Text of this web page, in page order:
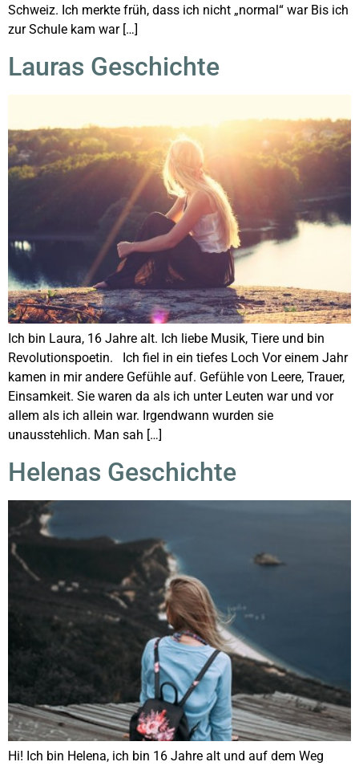
Schweiz. Ich merkte früh, dass ich nicht „normal“ war Bis ich
zur Schule kam war […]
Lauras Geschichte
Ich bin Laura, 16 Jahre alt. Ich liebe Musik, Tiere und bin
Revolutionspoetin. Ich fiel in ein tiefes Loch Vor einem Jahr
kamen in mir andere Gefühle auf. Gefühle von Leere, Trauer,
Einsamkeit. Sie waren da als ich unter Leuten war und vor
allem als ich allein war. Irgendwann wurden sie
unausstehlich. Man sah […]
Helenas Geschichte
Hi! Ich bin Helena, ich bin 16 Jahre alt und auf dem Weg